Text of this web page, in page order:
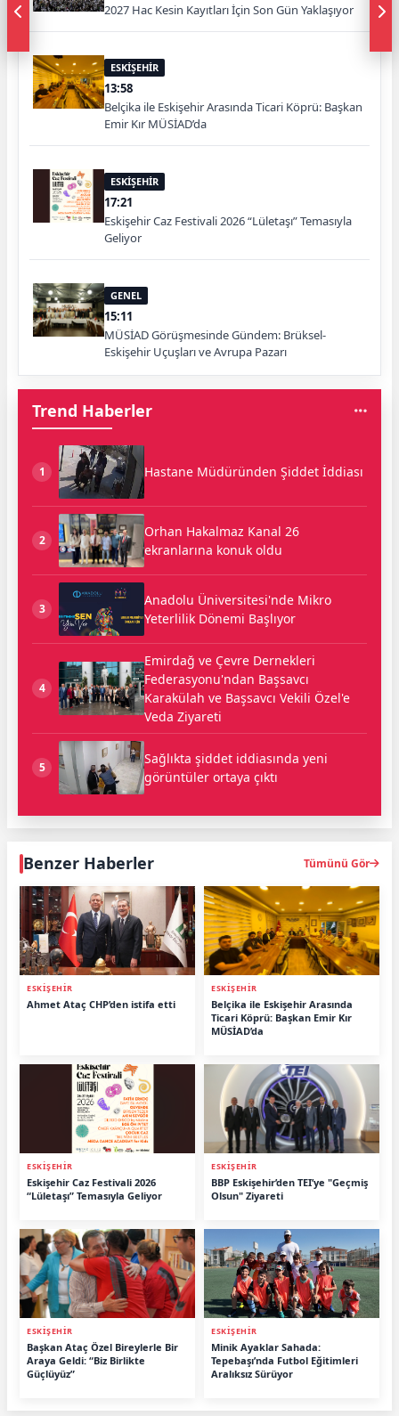
2027 Hac Kesin Kayıtları İçin Son Gün Yaklaşıyor
ESKİŞEHİR
13:58
Belçika ile Eskişehir Arasında Ticari Köprü: Başkan
Emir Kır MÜSİAD’da
ESKİŞEHİR
17:21
Eskişehir Caz Festivali 2026 “Lületaşı” Temasıyla
Geliyor
GENEL
15:11
MÜSİAD Görüşmesinde Gündem: Brüksel-
Eskişehir Uçuşları ve Avrupa Pazarı
Trend Haberler
1 Hastane Müdüründen Şiddet İddiası
2
Orhan Hakalmaz Kanal 26
ekranlarına konuk oldu
3
Anadolu Üniversitesi'nde Mikro
Yeterlilik Dönemi Başlıyor
4
Emirdağ ve Çevre Dernekleri
Federasyonu'ndan Başsavcı
Karakülah ve Başsavcı Vekili Özel'e
Veda Ziyareti
5
Sağlıkta şiddet iddiasında yeni
görüntüler ortaya çıktı
Benzer Haberler Tümünü Gör
ESKİŞEHİR
Ahmet Ataç CHP’den istifa etti
ESKİŞEHİR
Belçika ile Eskişehir Arasında
Ticari Köprü: Başkan Emir Kır
MÜSİAD’da
ESKİŞEHİR
Eskişehir Caz Festivali 2026
“Lületaşı” Temasıyla Geliyor
ESKİŞEHİR
BBP Eskişehir’den TEI’ye "Geçmiş
Olsun" Ziyareti
ESKİŞEHİR
Başkan Ataç Özel Bireylerle Bir
Araya Geldi: “Biz Birlikte
Güçlüyüz”
ESKİŞEHİR
Minik Ayaklar Sahada:
Tepebaşı’nda Futbol Eğitimleri
Aralıksız Sürüyor